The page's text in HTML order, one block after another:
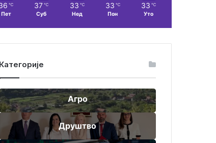
℃
Пет
37 ℃
Суб
33 ℃
Нед
33 ℃
Пон
33 ℃
Уто
Категорије
Агро
Друштво